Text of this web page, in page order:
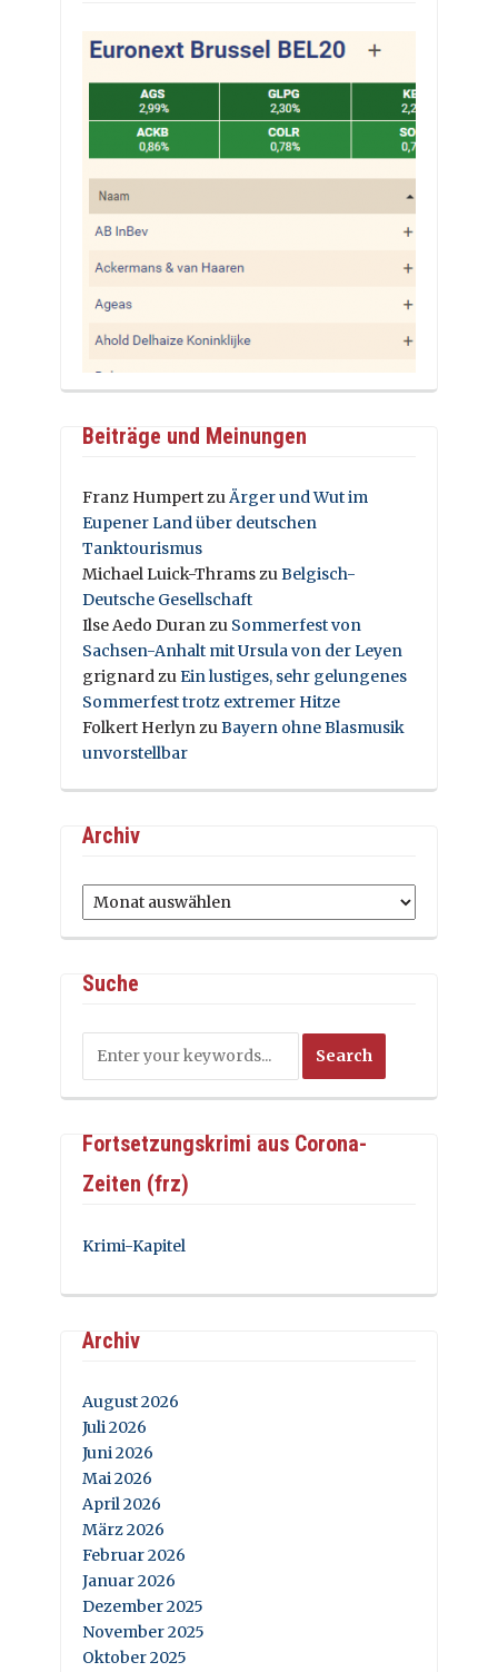
Beiträge und Meinungen
Franz HumpertzuÄrger und Wut im
Eupener Land über deutschen
Tanktourismus
Michael Luick-ThramszuBelgisch-
Deutsche Gesellschaft
Ilse Aedo Duranzu Sommerfest von
Sachsen-Anhalt mit Ursula von der Leyen
grignardzuEin lustiges, sehr gelungenes
Sommerfest trotz extremer Hitze
Folkert HerlynzuBayern ohne Blasmusik
unvorstellbar
Archiv
Archiv
Suche
Fortsetzungskrimi aus Corona-
Zeiten (frz)
Krimi-Kapitel
Archiv
August 2026
Juli 2026
Juni 2026
Mai 2026
April 2026
März 2026
Februar 2026
Januar 2026
Dezember 2025
November 2025
Oktober 2025